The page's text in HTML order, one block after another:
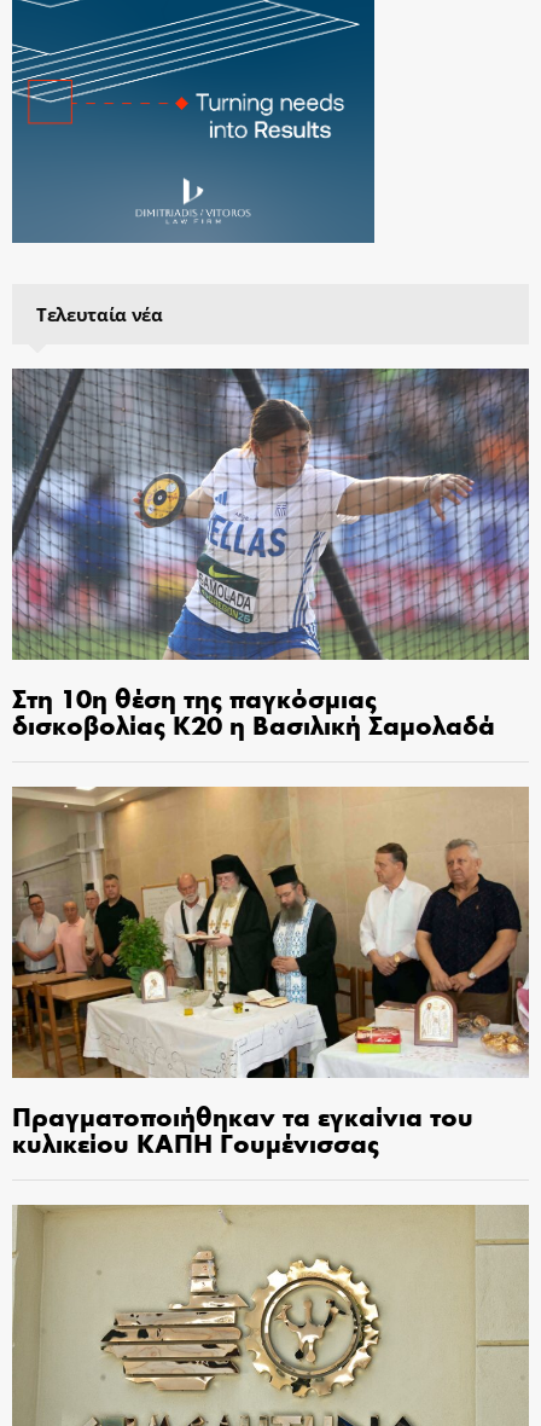
Τελευταία νέα
Στη 10η θέση της παγκόσμιας
δισκοβολίας Κ20 η Βασιλική Σαμολαδά
Πραγματοποιήθηκαν τα εγκαίνια του
κυλικείου ΚΑΠΗ Γουμένισσας